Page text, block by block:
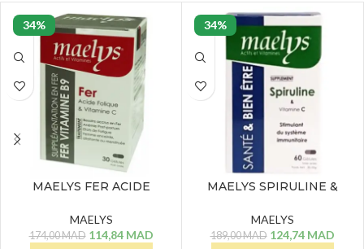
34%
MAELYS FER ACIDE
GELULES
MAELYS
174,00MAD 114,84 MAD
34%
MAELYS SPIRULINE &
MAELYS
189,00MAD 124,74 MAD